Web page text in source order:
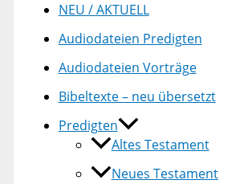
NEU / AKTUELL
Audiodateien Predigten
Audiodateien Vorträge
Bibeltexte – neu übersetzt
Predigten
Altes Testament
Neues Testament